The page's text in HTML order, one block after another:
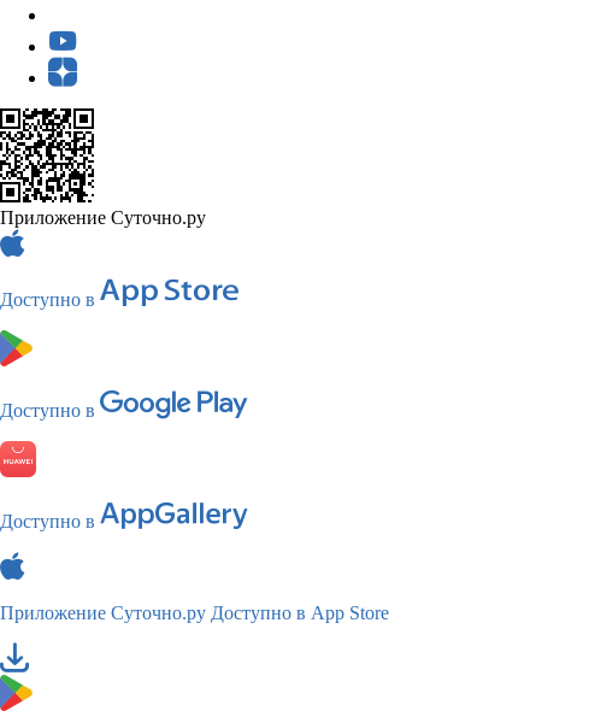
Приложение Суточно.ру
Доступно в
Доступно в
Доступно в
Приложение Суточно.ру Доступно в App Store